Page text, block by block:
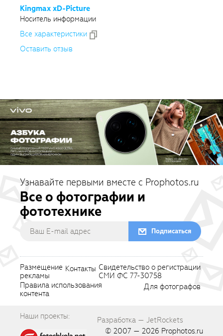
Kingmax xD-Picture
Носитель информации
Все xарактеристики
Оставить отзыв
Узнавайте первыми вместе с Prophotos.ru
Все о фотографии и
фототехнике
Подписаться
Размещение
рекламы
Контакты Свидетельство о регистрации
СМИ ФС 77-30758
Правила использования
контента
Для фотографов
Наши проекты:
Разработка — JetRockets
© 2007 — 2026 Prophotos.ru